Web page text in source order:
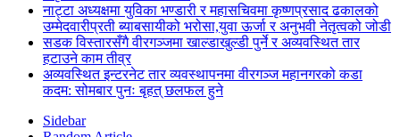
नाट्टा अध्यक्षमा युविका भण्डारी र महासचिवमा कृष्णप्रसाद ढकालको
उम्मेदवारीप्रती ब्याबसायीको भरोसा,युवा ऊर्जा र अनुभवी नेतृत्वको जोडी
सडक विस्तारसँगै वीरगञ्जमा खाल्डाखुल्डी पुर्ने र अव्यवस्थित तार
हटाउने काम तीव्र
अव्यवस्थित इन्टरनेट तार व्यवस्थापनमा वीरगञ्ज महानगरको कडा
कदम: सोमबार पुनः बृहत् छलफल हुने
Sidebar